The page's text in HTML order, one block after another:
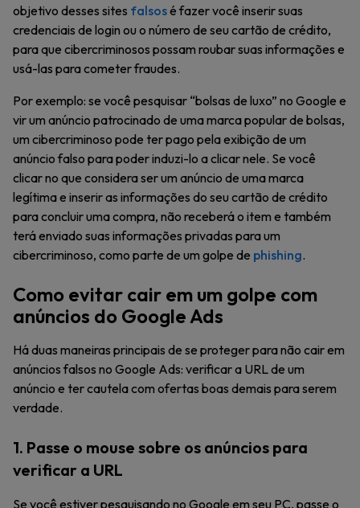
objetivo desses sites falsosé fazer você inserir suas
credenciais de login ou o número de seu cartão de crédito,
para que cibercriminosos possam roubar suas informações e
usá-las para cometer fraudes.
Por exemplo: se você pesquisar “bolsas de luxo” no Google e
vir um anúncio patrocinado de uma marca popular de bolsas,
um cibercriminoso pode ter pago pela exibição de um
anúncio falso para poder induzi-lo a clicar nele. Se você
clicar no que considera ser um anúncio de uma marca
legítima e inserir as informações do seu cartão de crédito
para concluir uma compra, não receberá o item e também
terá enviado suas informações privadas para um
cibercriminoso, como parte de um golpe de phishing.
Como evitar cair em um golpe com
anúncios do Google Ads
Há duas maneiras principais de se proteger para não cair em
anúncios falsos no Google Ads: verificar a URL de um
anúncio e ter cautela com ofertas boas demais para serem
verdade.
1. Passe o mouse sobre os anúncios para
verificar a URL
Se você estiver pesquisando no Google em seu PC, passe o